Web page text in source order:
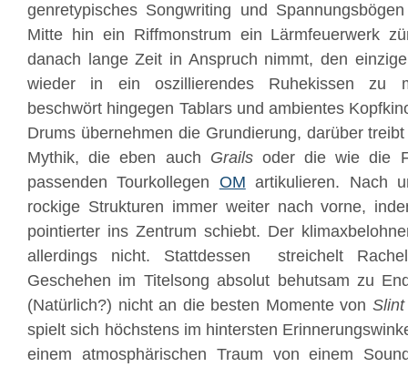
genretypisches Songwriting und
Mitte hin ein Riffmonstrum ein Lärmfeuerwerk
danach lange Zeit in Anspruch nimmt, den
wieder in ein oszillierendes Ruhekissen zu
beschwört hingegen Tablars und ambientes
Drums übernehmen die Grundierung, darüber
Mythik, die eben auch Grailsoder die wie die
passenden Tourkollegen OM artikulieren. Nach
rockige Strukturen immer weiter nach vorne,
pointierter ins Zentrum schiebt. Der
allerdings nicht. Stattdessen streichelt
Geschehen im Titelsong absolut behutsam zu
(Natürlich?) nicht an die besten Momente von Slint
spielt sich höchstens im hintersten
einem atmosphärischen Traum von einem